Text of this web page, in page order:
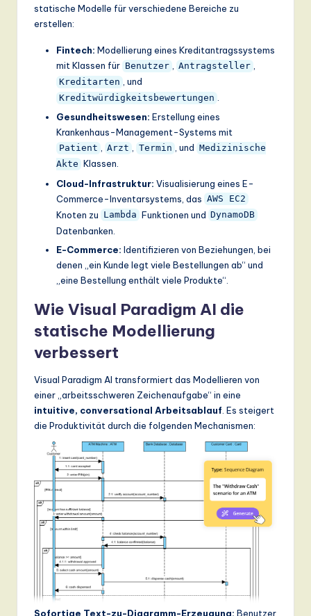
statische Modelle für verschiedene Bereiche zu
erstellen:
Fintech: Modellierung eines Kreditantragssystems
mit Klassen für Benutzer , Antragsteller ,
Kreditarten , und
Kreditwürdigkeitsbewertungen .
Gesundheitswesen: Erstellung eines
Krankenhaus-Management-Systems mit
Patient , Arzt , Termin , und Medizinische
Akte Klassen.
Cloud-Infrastruktur: Visualisierung eines E-
Commerce-Inventarsystems, das AWS EC2
Knoten zu Lambda Funktionen und DynamoDB
Datenbanken.
E-Commerce: Identifizieren von Beziehungen, bei
denen „ein Kunde legt viele Bestellungen ab“ und
„eine Bestellung enthält viele Produkte“.
Wie Visual Paradigm AI die
statische Modellierung
verbessert
Visual Paradigm AI transformiert das Modellieren von
einer „arbeitsschweren Zeichenaufgabe“ in eine
intuitive, conversational Arbeitsablauf . Es steigert
die Produktivität durch die folgenden Mechanismen:
Sofortige Text-zu-Diagramm-Erzeugung: Benutzer